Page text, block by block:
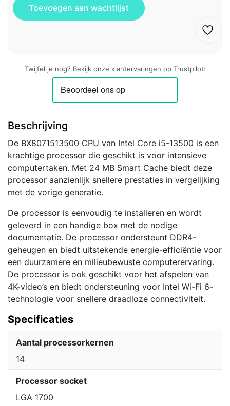
Twijfel je nog? Bekijk onze klantervaringen op Trustpilot:
Beschrijving
De BX8071513500 CPU van Intel Core i5-13500 is een
krachtige processor die geschikt is voor intensieve
computertaken. Met 24 MB Smart Cache biedt deze
processor aanzienlijk snellere prestaties in vergelijking
met de vorige generatie.
De processor is eenvoudig te installeren en wordt
geleverd in een handige box met de nodige
documentatie. De processor ondersteunt DDR4-
geheugen en biedt uitstekende energie-efficiëntie voor
een duurzamere en milieubewuste computerervaring.
De processor is ook geschikt voor het afspelen van
4K-video’s en biedt ondersteuning voor Intel Wi-Fi 6-
technologie voor snellere draadloze connectiviteit.
Specificaties
Aantal processorkernen
14
Processor socket
LGA 1700